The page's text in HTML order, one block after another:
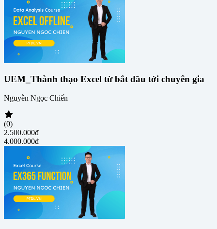
UEM_Thành thạo Excel từ bắt đầu tới chuyên gia
Nguyễn Ngọc Chiến
(0)
2.500.000đ
4.000.000đ